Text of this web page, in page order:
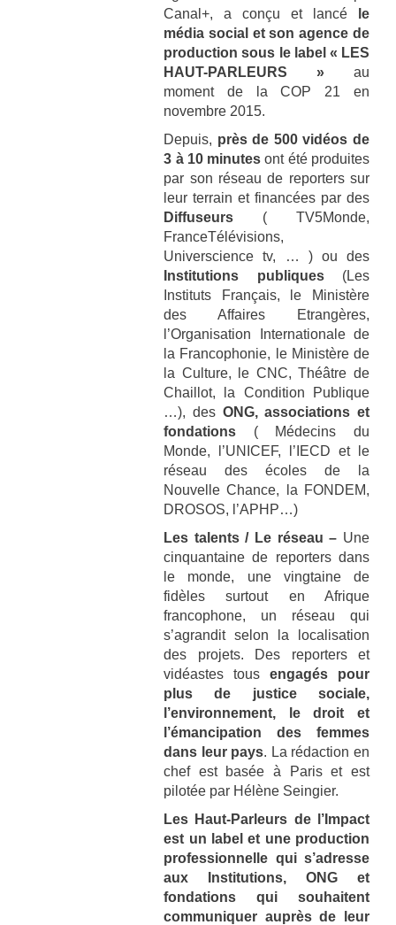
Canal+, a conçu et lancé
le
média social et son agence de
production sous le label « LES
HAUT-PARLEURS » au
moment de la COP 21 en
novembre 2015.
Depuis, près de 500 vidéos de
3 à 10 minutes ont été produites
par son réseau de reporters sur
leur terrain et financées par des
Diffuseurs ( TV5Monde,
FranceTélévisions,
Universcience tv, … ) ou des
Institutions publiques(Les
Instituts Français, le Ministère
des Affaires Etrangères,
l’Organisation Internationale de
la Francophonie, le Ministère de
la Culture, le CNC, Théâtre de
Chaillot, la Condition Publique
…), des ONG, associations et
fondations ( Médecins du
Monde, l’UNICEF, l’IECD et le
réseau des écoles de la
Nouvelle Chance, la FONDEM,
DROSOS, l’APHP…)
Les talents / Le réseau – Une
cinquantaine de reporters dans
le monde, une vingtaine de
fidèles surtout en Afrique
francophone, un réseau qui
s’agrandit selon la localisation
des projets.
Des reporters et
vidéastes tousengagés pour
plus de justice sociale,
l’environnement, le droit et
l’émancipation des femmes
dans leur pays. La rédaction en
chef est basée à Paris et est
pilotée par Hélène Seingier.
Les Haut-Parleurs de l’Impact
est un label et une production
professionnelle qui s’adresse
aux Institutions, ONG et
fondations qui souhaitent
communiquer auprès de leur